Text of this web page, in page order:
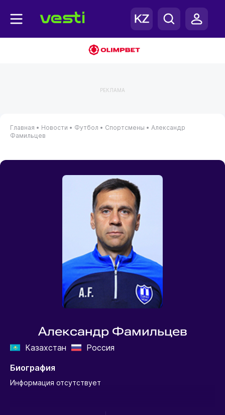
РЕКЛАМА
Главная • Новости • Футбол • Спортсмены • Александр
Фамильцев
Александр Фамильцев
Казахстан
Россия
Биография
Информация отсутствует